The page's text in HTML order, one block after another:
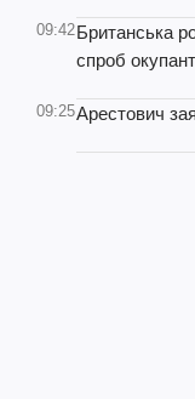
09:42Британська
спроб
09:25Арестович